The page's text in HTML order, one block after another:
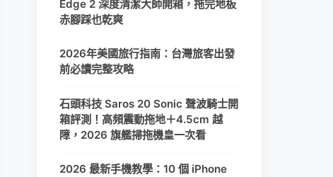
Edge 2 深度清潔大師開箱，拖完地板
赤腳踩也乾爽
2026年美國旅行指南：台灣旅客出發
前必讀完整攻略
石頭科技 Saros 20 Sonic 聲波騎士開
箱評測！高頻震動拖地＋4.5cm 越
障，2026 旗艦掃拖機皇一次看
2026 最新手機教學：10 個 iPhone